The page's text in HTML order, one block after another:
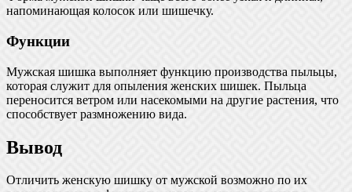
напоминающая колосок или шишечку.
Функции
Мужская шишка выполняет функцию производства пыльцы,
которая служит для опыления женских шишек. Пыльца
переносится ветром или насекомыми на другие растения, что
способствует размножению вида.
Вывод
Отличить женскую шишку от мужской возможно по их